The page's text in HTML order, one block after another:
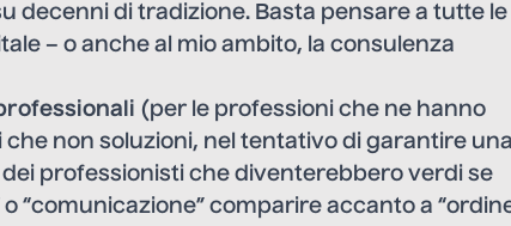
decenni di tradizione. Basta pensare a tutte le
– o anche al mio ambito, la consulenza
(per le professioni che ne hanno
non soluzioni, nel tentativo di garantire una
professionisti che diventerebbero verdi se
“comunicazione” comparire accanto a